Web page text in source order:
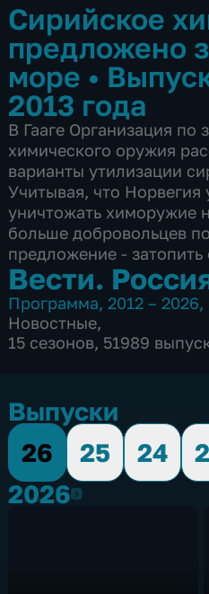
Сирийское
предложено
море •
2013 года
В Гааге Организация по
химического оружия
варианты утилизации
Учитывая, что Норвегия
уничтожать химоружие
больше добровольцев
предложение -
Вести.
Программа, 2012 – 2026,
Новостные,
15 сезонов, 51989
Выпуски
26
25 24
20262026